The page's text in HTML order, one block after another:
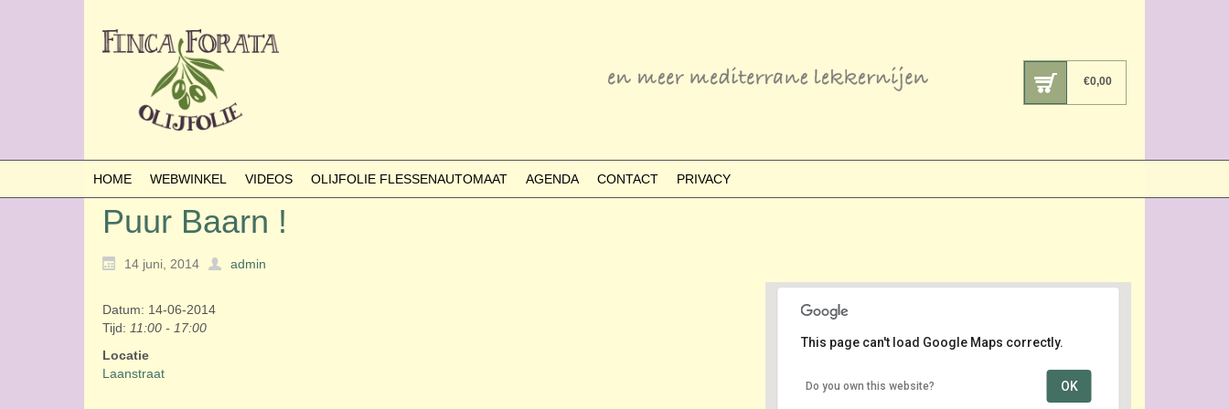
€0,00
HOME WEBWINKEL VIDEOS OLIJFOLIE FLESSENAUTOMAAT AGENDA CONTACT PRIVACY
Puur Baarn !
14 juni, 2014 admin
Laanstraat
This page can't load Google Maps correctly.
Do you own this website? OK
Datum: 14-06-2014
Tijd: 11:00 - 17:00
Locatie
Laanstraat